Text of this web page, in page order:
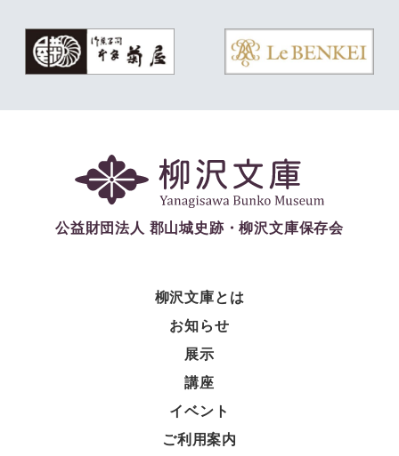
公益財団法人 郡山城史跡・柳沢文庫保存会
柳沢文庫とは
お知らせ
展示
講座
イベント
ご利用案内